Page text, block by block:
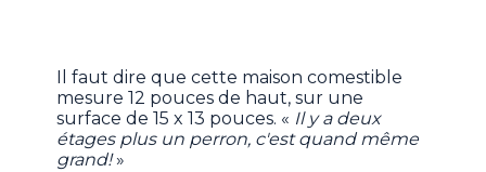
Il faut dire que cette maison comestible
mesure 12 pouces de haut, sur une
surface de 15 x 13 pouces. « Il y a deux
étages plus un perron, c'est quand même
grand!»